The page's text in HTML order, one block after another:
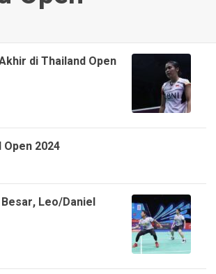
di Thailand Open
2024
Leo/Daniel